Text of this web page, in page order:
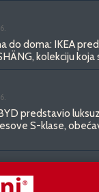
do doma: IKEA
kolekciju koja
predstavio
S-klase,